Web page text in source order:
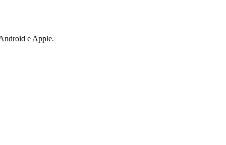
e Apple.